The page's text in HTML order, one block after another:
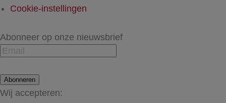
Cookie-instellingen
Abonneer op onze nieuwsbrief
Abonneren
Wij accepteren: